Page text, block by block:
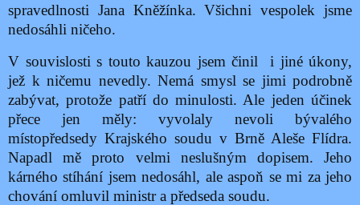
spravedlnosti Jana Kněžínka. Všichni vespolek jsme
nedosáhli ničeho.
V souvislosti s touto kauzou jsem činil
i jiné úkony,
jež k ničemu nevedly. Nemá smysl se jimi podrobně
zabývat, protože patří do minulosti. Ale jeden účinek
přece jen měly: vyvolaly nevoli bývalého
místopředsedy Krajského soudu v Brně Aleše Flídra.
Napadl mě proto velmi neslušným dopisem. Jeho
kárného stíhání jsem nedosáhl, ale aspoň se mi za jeho
chování omluvil ministr a předseda soudu.